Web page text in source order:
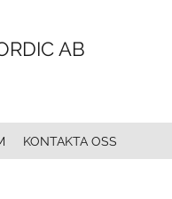
AB
KONTAKTA OSS